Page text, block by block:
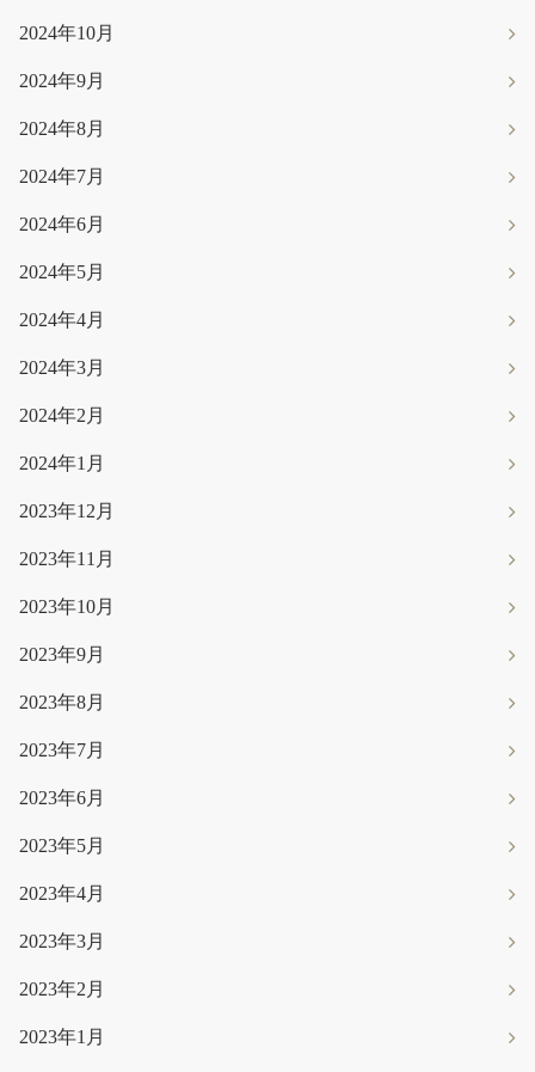
2024年10月
2024年9月
2024年8月
2024年7月
2024年6月
2024年5月
2024年4月
2024年3月
2024年2月
2024年1月
2023年12月
2023年11月
2023年10月
2023年9月
2023年8月
2023年7月
2023年6月
2023年5月
2023年4月
2023年3月
2023年2月
2023年1月